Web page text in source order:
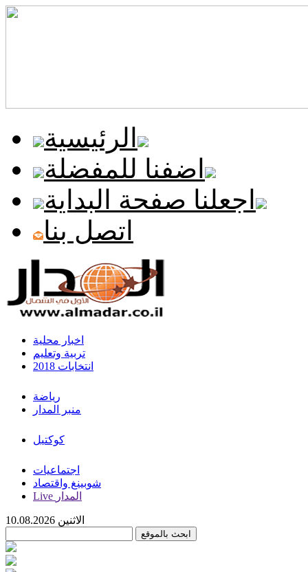
الرئيسية
اضفنا للمفضلة
اجعلنا صفحة البداية
اتصل بنا
اخبار محلية
تربية وتعليم
انتخابات 2018
رياضة
منبر المدار
كوكتيل
اجتماعيات
شوبينغ واقتصاد
Live المدار